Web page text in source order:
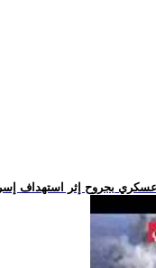
عسكري بجروح إثر استهداف